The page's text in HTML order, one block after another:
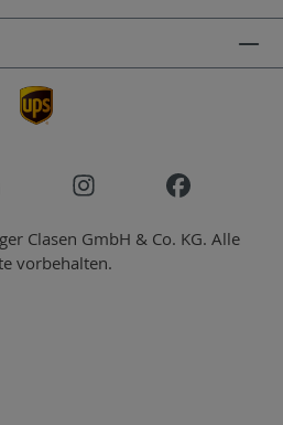
Clasen GmbH & Co. KG. Alle
vorbehalten.